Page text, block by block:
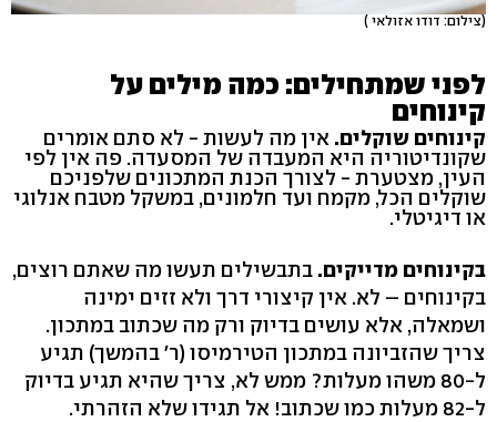
(צילום: דודו אזולאי )
לפני שמתחילים: כמה מילים על
קינוחים
קינוחים שוקלים. אין מה לעשות - לא סתם אומרים
שקונדיטוריה היא המעבדה של המסעדה. פה אין לפי
העין, מצטערת - לצורך הכנת המתכונים שלפניכם
שוקלים הכל, מקמח ועד חלמונים, במשקל מטבח אנלוגי
או דיגיטלי.
בקינוחים מדייקים. בתבשילים תעשו מה שאתם רוצים,
בקינוחים – לא. אין קיצורי דרך ולא זזים ימינה
ושמאלה, אלא עושים בדיוק ורק מה שכתוב במתכון.
צריך שהזביונה במתכון הטירמיסו (ר' בהמשך) תגיע
ל-80 משהו מעלות? ממש לא, צריך שהיא תגיע בדיוק
ל-82 מעלות כמו שכתוב! אל תגידו שלא הזהרתי.